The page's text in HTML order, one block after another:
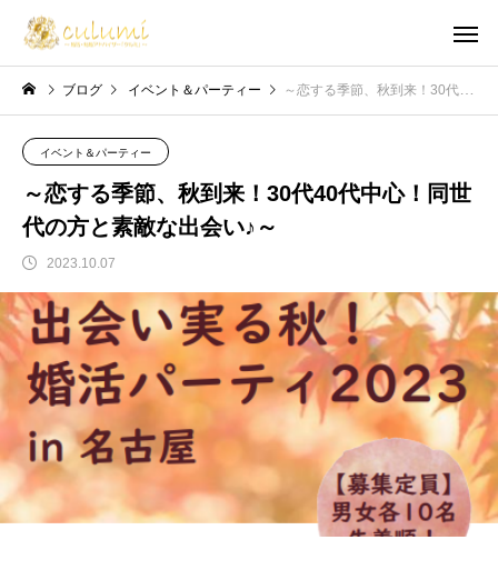
ブログ イベント＆パーティー ～恋する季節、秋到来！30代40代中心！同世代の方と素敵な出会い♪～
イベント＆パーティー
～恋する季節、秋到来！30代40代中心！同世
代の方と素敵な出会い♪～
2023.10.07